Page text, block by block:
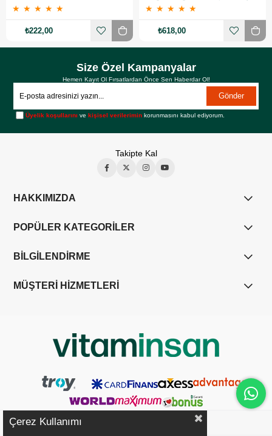
★ ★ ★ ★ ★
₺222,00
★ ★ ★ ★ ★
₺618,00
Size Özel Kampanyalar
Hemen Kayıt Ol Fırsatlardan Önce Sen Haberdar Ol!
Gönder
Üyelik koşullarını vekişisel verilerimin korunmasını kabul ediyorum.
Takipte Kal
HAKKIMIZDA
POPÜLER KATEGORİLER
BİLGİLENDİRME
MÜŞTERİ HİZMETLERİ
Çerez Kullanımı